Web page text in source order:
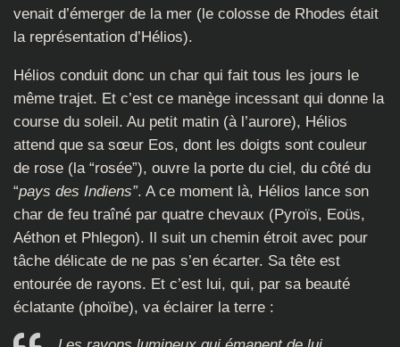
venait d’émerger de la mer (le colosse de Rhodes était
la représentation d’Hélios).
Hélios conduit donc un char qui fait tous les jours le
même trajet. Et c’est ce manège incessant qui donne la
course du soleil. Au petit matin (à l’aurore), Hélios
attend que sa sœur Eos, dont les doigts sont couleur
de rose (la “rosée”), ouvre la porte du ciel, du côté du
“pays des Indiens”. A ce moment là, Hélios lance son
char de feu traîné par quatre chevaux (Pyroïs, Eoüs,
Aéthon et Phlegon). Il suit un chemin étroit avec pour
tâche délicate de ne pas s’en écarter. Sa tête est
entourée de rayons. Et c’est lui, qui, par sa beauté
éclatante (phoïbe), va éclairer la terre :